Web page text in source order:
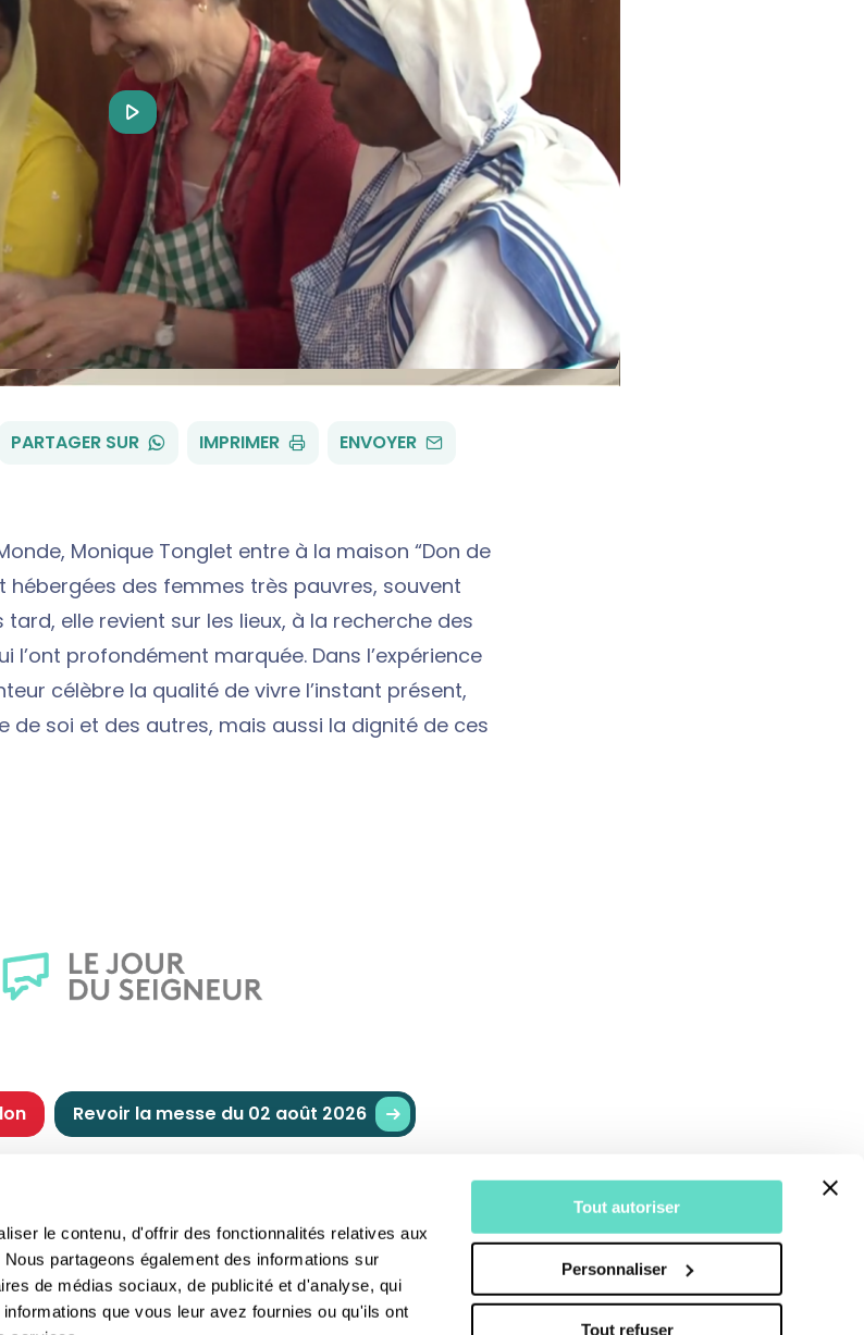
le contenu, d'offrir des fonctionnalités relatives aux
partageons également des informations sur
de médias sociaux, de publicité et d'analyse, qui
que vous leur avez fournies ou qu'ils ont
Tout autoriser
Personnaliser
Tout refuser
Play
Video
PARTAGER SUR WHATSAPP
IMPRIMER ENVOYER PAR
Monique Tonglet entre à la maison “Don de
hébergées des femmes très pauvres, souvent
tard, elle revient sur les lieux, à la recherche des
l’ont profondément marquée. Dans l’expérience
célèbre la qualité de vivre l’instant présent,
de soi et des autres, mais aussi la dignité de ces
Revoir la messe du 02 août 2026
Comment nous soutenir
Faire un don
Réduction d’impôt
Philanthropie
RESTER INFORMÉ
Actualités
Recevoir nos newsletters
S’abonner au Bulletin